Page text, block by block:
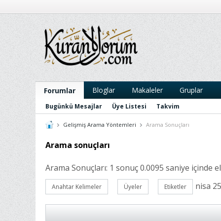
Forumlar Bloglar Makaleler Gruplar
Bugünkü Mesajlar Üye Listesi Takvim
Gelişmiş Arama Yöntemleri Arama Sonuçları
Arama sonuçları
Arama Sonuçları: 1 sonuç 0.0095 saniye içinde
Anahtar Kelimeler Üyeler Etiketler nisa 25